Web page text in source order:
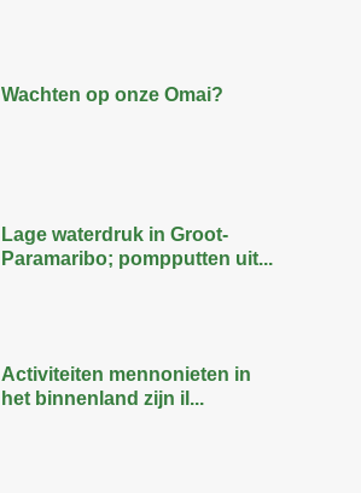
Wachten op onze Omai?
Lage waterdruk in Groot-
Paramaribo; pompputten uit...
Activiteiten mennonieten in
het binnenland zijn il...